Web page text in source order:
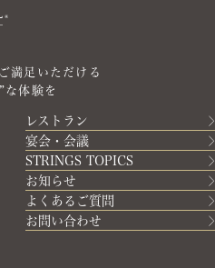
満足いただける
な体験を
レストラン
宴会・会議
STRINGS TOPICS
お知らせ
よくあるご質問
お問い合わせ